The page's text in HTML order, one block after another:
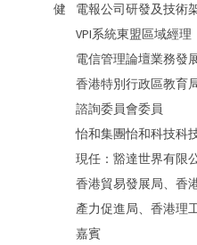
健
電報公司研發及技術
VPI系統東盟區域經理
電信管理論壇業務發
香港特別行政區教育
諮詢委員會委員
怡和集團怡和科技科
現任：豁達世界有限
香港貿易發展局、香
產力促進局、香港理
嘉賓